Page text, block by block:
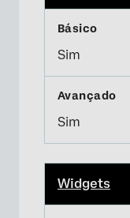
Sim
Sim
Widgets